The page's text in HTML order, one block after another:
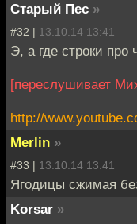
Старый Пес »
#32 | 13.10.14 13:41
Э, а где строки
[переслушивает
http://
Merlin »
#33 | 13.10.14 13:41
Ягодицы сжимая
Korsar »